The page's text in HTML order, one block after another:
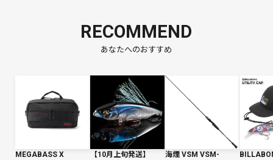
RECOMMEND
あなたへのおすすめ
MEGABASS X
【10月上旬発送】
海煙 VSM VSM-